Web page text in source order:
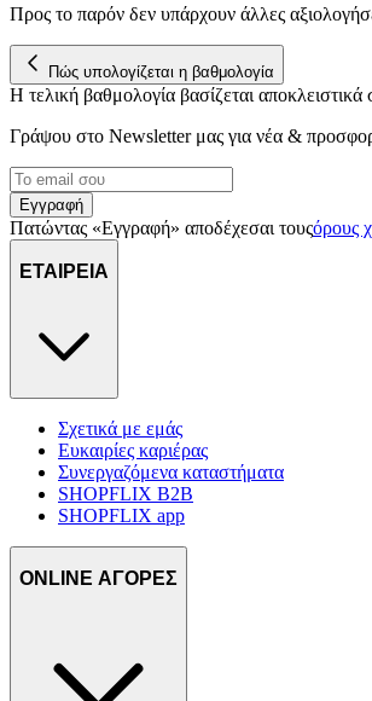
Προς το παρόν δεν υπάρχουν άλλες
Πώς υπολογίζεται η βαθμολογία
Η τελική βαθμολογία βασίζεται
Γράψου στο Νewsletter μας για νέα &
Εγγραφή
Πατώντας «Εγγραφή» αποδέχεσαι τουςόρους
ΕΤΑΙΡΕΙΑ
Σχετικά με εμάς
Ευκαιρίες καριέρας
Συνεργαζόμενα καταστήματα
SHOPFLIX B2B
SHOPFLIX app
ONLINE ΑΓΟΡΕΣ